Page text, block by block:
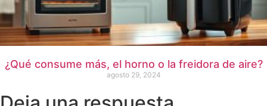
¿Qué consume más, el horno o la freidora de aire?
agosto 29, 2024